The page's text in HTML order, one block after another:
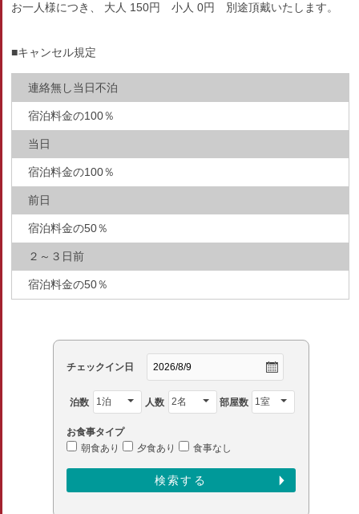
お一人様につき、 大人 150円 小人 0円 別途頂戴いたします。
■キャンセル規定
連絡無し当日不泊
宿泊料金の100％
当日
宿泊料金の100％
前日
宿泊料金の50％
２～３日前
宿泊料金の50％
チェックイン日
泊数 人数 部屋数
お食事タイプ
朝食あり
夕食あり 食事なし